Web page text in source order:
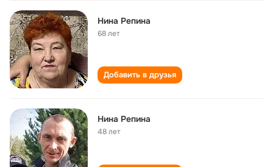
Нина Репина
68 лет
Добавить в друзья
Нина Репина
48 лет